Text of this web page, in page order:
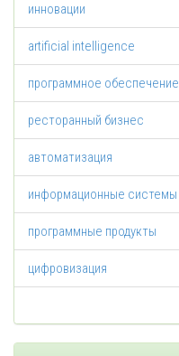
инновации
artificial intelligence
программное обеспечение
ресторанный бизнес
автоматизация
информационные системы
программные продукты
цифровизация